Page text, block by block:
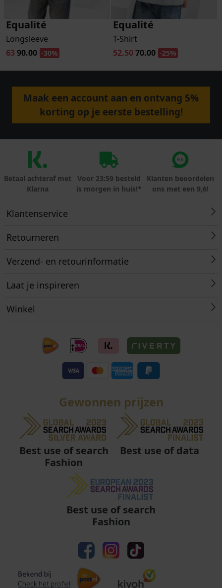
Equalité
Longsleeve
63 90.00 -30%
Equalité
T-Shirt
52.5070.00 -25%
Maak een account aan en ontvang 5%
korting op je eerste bestelling!
Betaal achteraf met
Klarna
Voor 23:59 besteld
is morgen in huis!*
Klanten beoordelen
ons met een 9,6!
Klantenservice
Retourneren
Verzend- en retourinformatie
Laat je inspireren
Winkel
Gewonnen prijzen
Best use of search
Fashion
Best use of data
Best use of search
Fashion